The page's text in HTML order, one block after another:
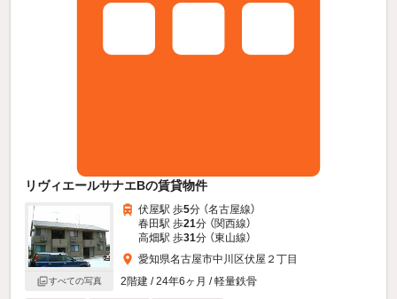
リヴィエールサナエBの賃貸物件
すべての写真
伏屋駅 歩5分 （名古屋線）
春田駅 歩21分 （関西線）
高畑駅 歩31分 （東山線）
愛知県名古屋市中川区伏屋２丁目
2階建 / 24年6ヶ月 / 軽量鉄骨